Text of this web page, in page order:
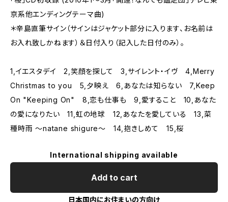
京系他エンディングテーマ曲)
＊辛島直筆サイン（サインはジャケット部分に入ります、お名前は
お入れ致しかねます）＆日付入り（記入した日付のみ）。
1,イエスタデイ 2,笑顔を探して 3,サイレント・イヴ 4,Merry
Christmas to you 5,夕映え 6,あなたは知らない 7,Keep
On "Keeping On" 8,恋も仕事も 9,愛すること 10,あなた
の愛になりたい 11,虹の地球 12,あなたを愛している 13,菜
種時雨 ～natane shigure～ 14,抱きしめて 15,桜
International shipping available
Add to cart
日本国内にお住まいの方向け